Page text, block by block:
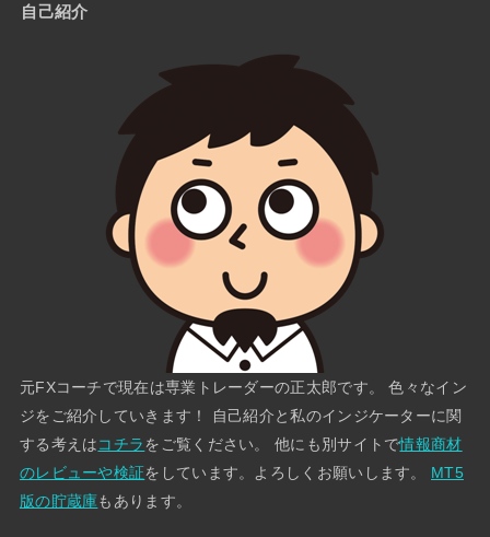
自己紹介
元FXコーチで現在は専業トレーダーの正太郎です。 色々なイン
ジをご紹介していきます！ 自己紹介と私のインジケーターに関
する考えはコチラをご覧ください。 他にも別サイトで情報商材
のレビューや検証をしています。よろしくお願いします。 MT5
版の貯蔵庫もあります。